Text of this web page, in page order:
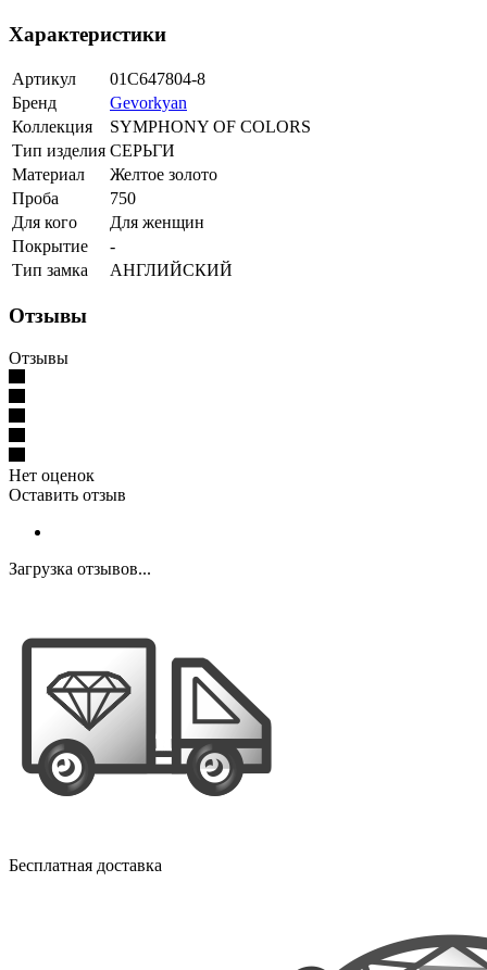
Характеристики
Артикул
01С647804-8
Бренд
Gevorkyan
Коллекция
SYMPHONY OF COLORS
Тип изделия СЕРЬГИ
Материал
Желтое золото
Проба
750
Для кого
Для женщин
Покрытие
-
Тип замка
АНГЛИЙСКИЙ
Отзывы
Отзывы
Нет оценок
Оставить отзыв
Загрузка отзывов...
Бесплатная доставка